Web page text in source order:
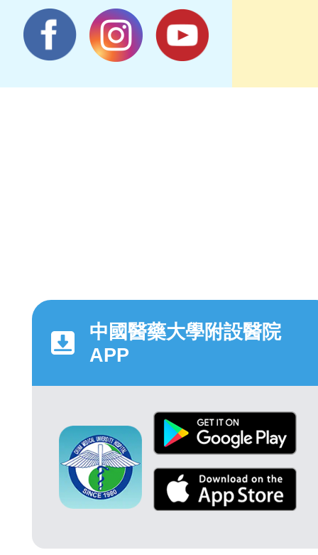
中國醫藥大學附設醫院
APP